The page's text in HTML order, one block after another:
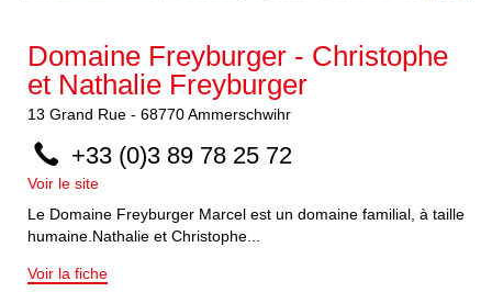
Domaine Freyburger - Christophe
et Nathalie Freyburger
13 Grand Rue - 68770Ammerschwihr
+33 (0)3 89 78 25 72
Voir le site
Le Domaine Freyburger Marcel est un domaine familial, à taille
humaine.Nathalie et Christophe...
Voir la fiche